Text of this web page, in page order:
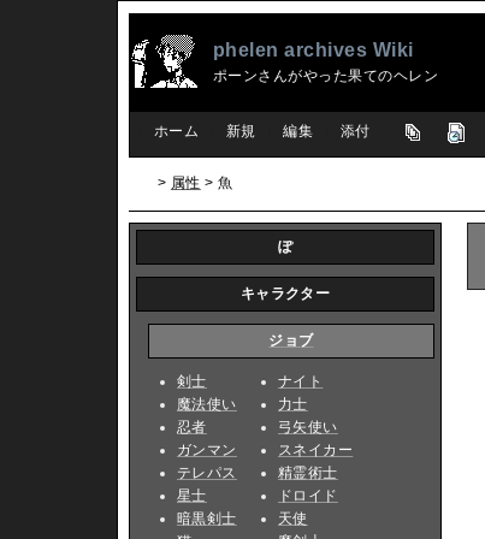
phelen archives Wiki
ポーンさんがやった果てのヘレン
ホーム 新規 編集 添付
> 属性 > 魚
ぽ
キャラクター
ジョブ
剣士
魔法使い
忍者
ガンマン
テレパス
星士
暗黒剣士
ナイト
力士
弓矢使い
スネイカー
精霊術士
ドロイド
天使